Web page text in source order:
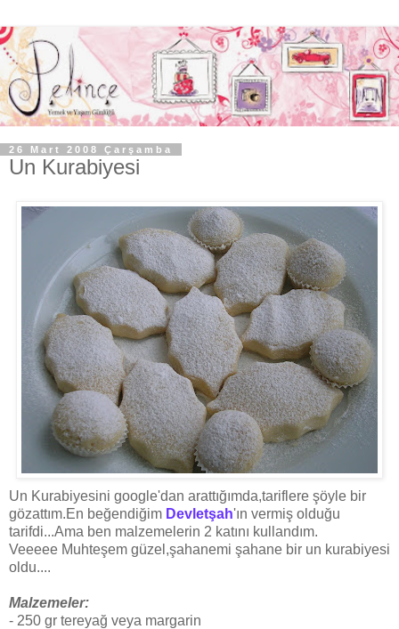
26 Mart 2008 Çarşamba
Un Kurabiyesi
Un Kurabiyesini google'dan arattığımda,tariflere şöyle bir
gözattım.En beğendiğim Devletşah'ın vermiş olduğu
tarifdi...Ama ben malzemelerin 2 katını kullandım.
Veeeee Muhteşem güzel,şahanemi şahane bir un kurabiyesi
oldu....
Malzemeler:
- 250 gr tereyağ veya margarin